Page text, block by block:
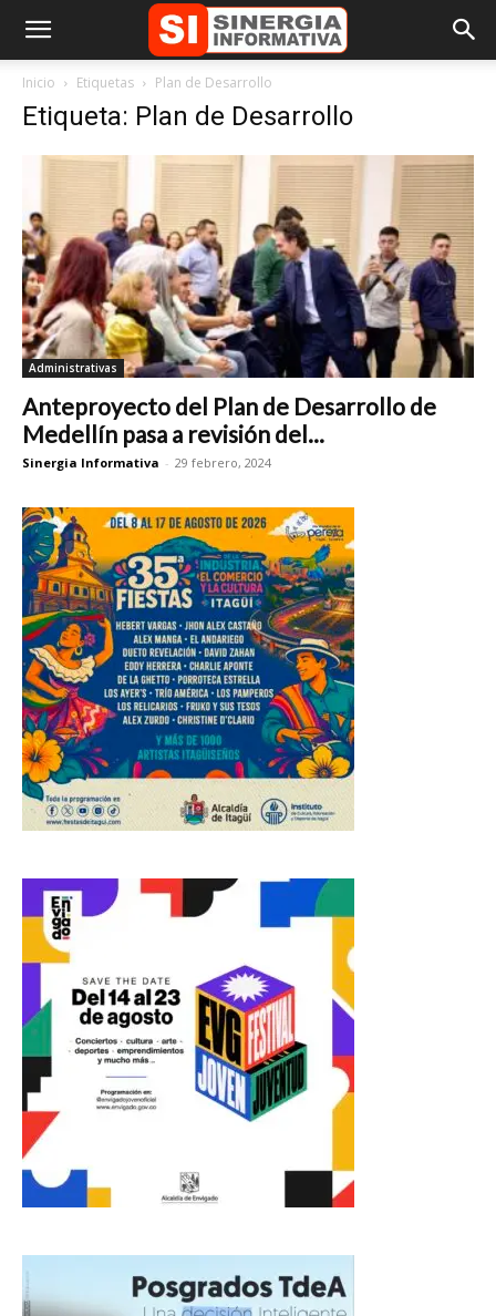
Inicio Etiquetas Plan de Desarrollo
Etiqueta: Plan de Desarrollo
Administrativas
Anteproyecto del Plan de Desarrollo de
Medellín pasa a revisión del...
Sinergia Informativa - 29 febrero, 2024